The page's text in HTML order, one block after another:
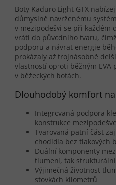
Boty Kaduro Light GTX
důmyslně navrženému
v mezipodešvi se při každém
vrátí do původního tvaru,
podporu a návrat energie
prokázaly až trojnásobně
vlastností oproti běžným EVA
v běžeckých botách.
Dlouhodobý komfort
Integrovaná podpora
konstrukce mezipodešve
Tvarovaná patní část
chodidla bez tlakových
Duální komponenty
tlumení, tak
Výjimečná životnost
stovkách kilometrů